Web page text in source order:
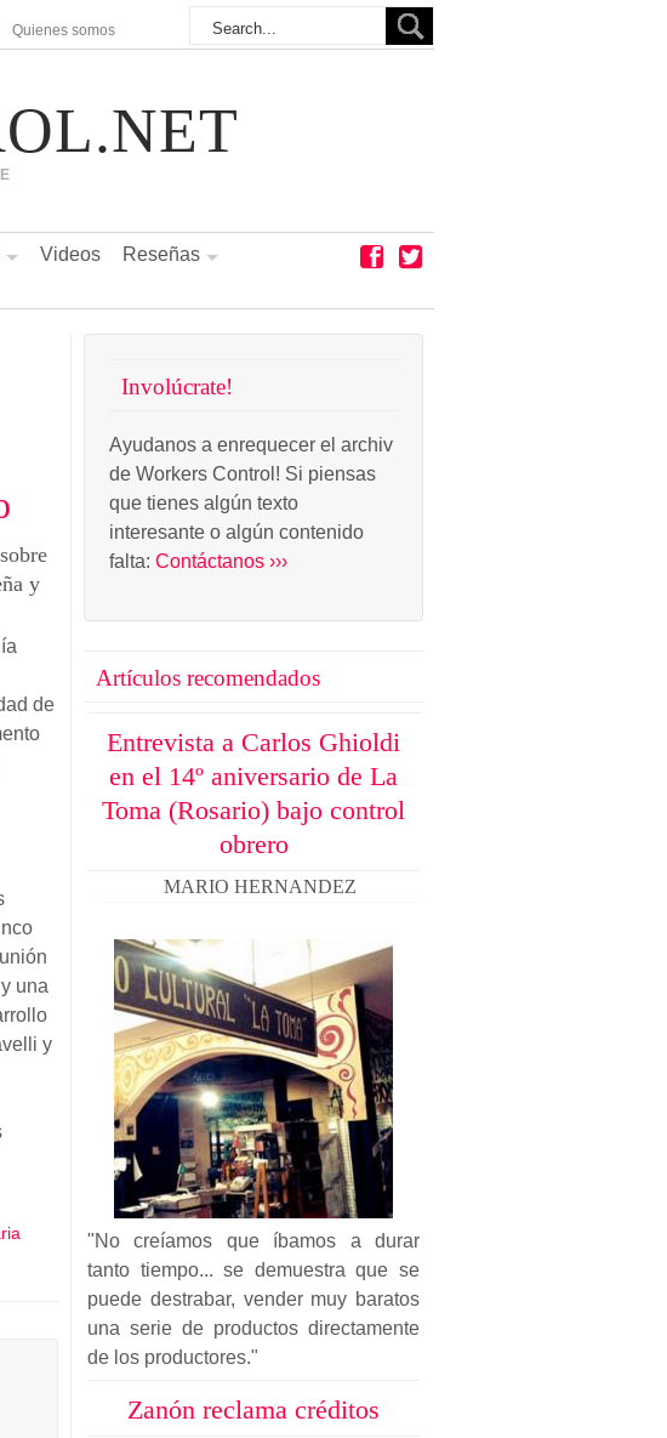
Quienes somos
Videos
Reseñas
y
de
una
y
Involúcrate!
Ayudanos a enrequecer el archiv
de Workers Control! Si piensas
que tienes algún texto
interesante o algún contenido
falta: Contáctanos ›››
Artículos recomendados
Entrevista a Carlos Ghioldi
en el 14º aniversario de La
Toma (Rosario) bajo control
obrero
MARIO HERNANDEZ
"No creíamos que íbamos a durar
tanto tiempo... se demuestra que se
puede destrabar, vender muy baratos
una serie de productos directamente
de los productores."
Zanón reclama créditos